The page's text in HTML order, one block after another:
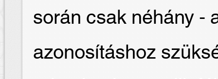
során csak néhány -
azonosításhoz